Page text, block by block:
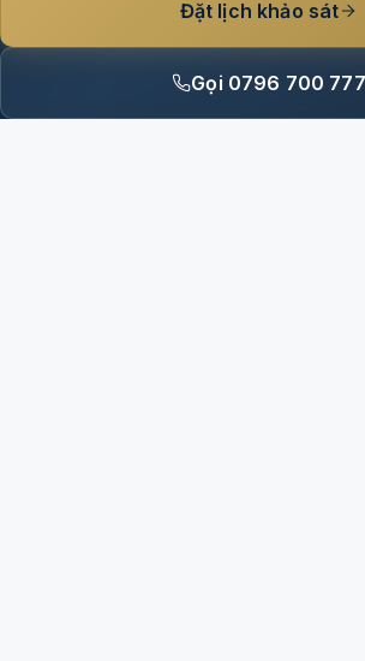
Đặt lịch khảo sát
Gọi 0796 700 777